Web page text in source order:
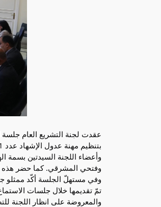
وأعضاء اللجنة السيدتين
وفتحي المشرقي. كما حضر هذه
وفي مستهلّ الجلسة أكّد ممثلو
تمّ تقديمها خلال جلسات
والمعروضة على انظار اللجنة